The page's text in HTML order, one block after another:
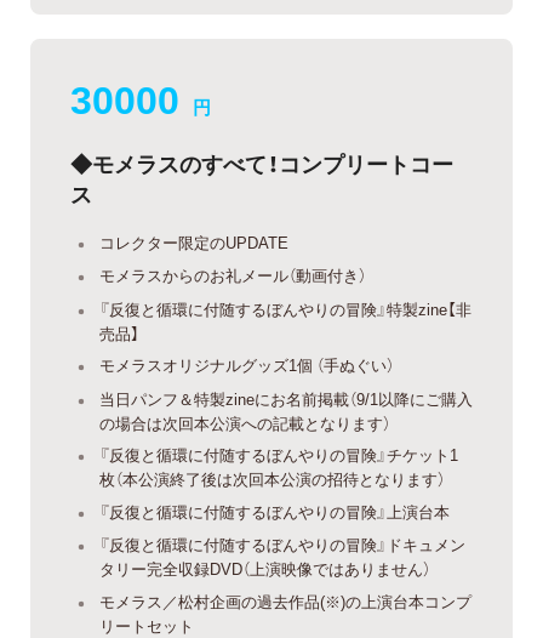
30000 円
◆モメラスのすべて！コンプリートコー
ス
コレクター限定のUPDATE
モメラスからのお礼メール（動画付き）
『反復と循環に付随するぼんやりの冒険』特製zine【非
売品】
モメラスオリジナルグッズ1個 （手ぬぐい）
当日パンフ＆特製zineにお名前掲載（9/1以降にご購入
の場合は次回本公演への記載となります）
『反復と循環に付随するぼんやりの冒険』チケット1
枚（本公演終了後は次回本公演の招待となります）
『反復と循環に付随するぼんやりの冒険』上演台本
『反復と循環に付随するぼんやりの冒険』ドキュメン
タリー完全収録DVD（上演映像ではありません）
モメラス／松村企画の過去作品(※)の上演台本コンプ
リートセット